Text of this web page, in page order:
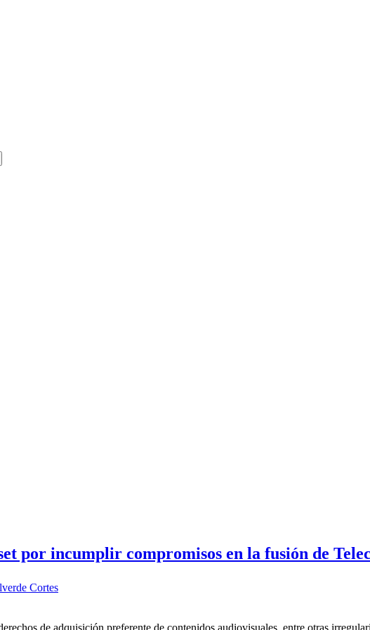
por incumplir compromisos en la fusión de
Cortes
de adquisición preferente de contenidos audiovisuales, entre otras